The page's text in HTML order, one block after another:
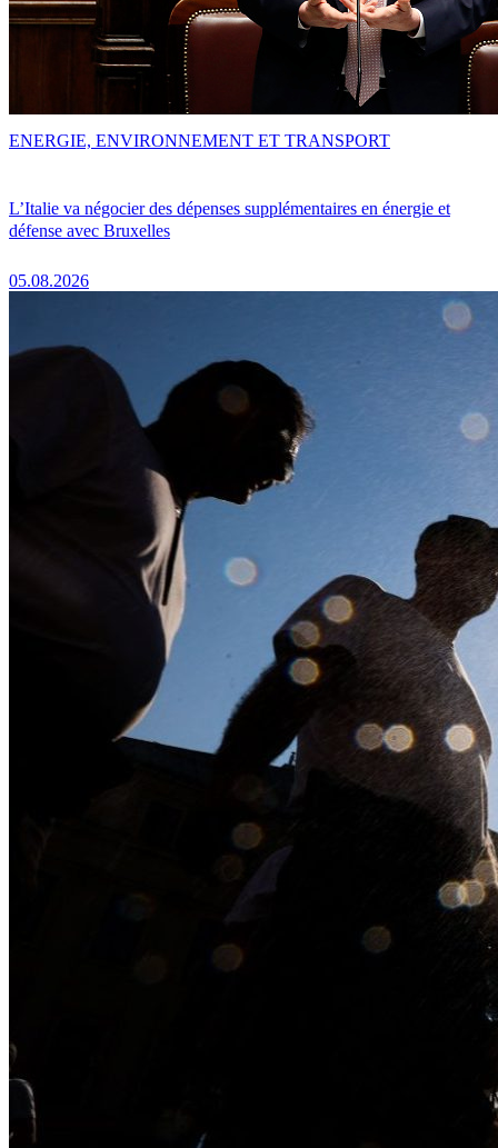
L’Italie va négocier des dépenses supplémentaires en énergie et
défense avec Bruxelles
05.08.2026
ENERGIE, ENVIRONNEMENT ET TRANSPORT